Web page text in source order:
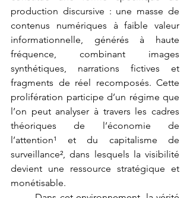
production discursive : une masse de
contenus numériques à faible valeur
informationnelle, générés à haute
fréquence, combinant images
synthétiques, narrations fictives et
fragments de réel recomposés. Cette
prolifération participe d’un régime que
l’on peut analyser à travers les cadres
théoriques de l’économie de
l’attention¹ et du capitalisme de
surveillance², dans lesquels la visibilité
devient une ressource stratégique et
monétisable.